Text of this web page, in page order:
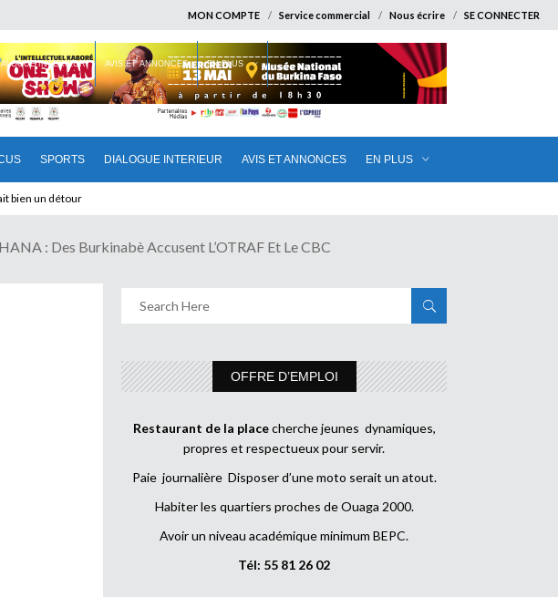
MON COMPTE Service commercial Nous écrire SE CONNECTER
SPORTS DIALOGUE INTERIEUR AVIS ET ANNONCES EN PLUS
INTERIEUR AVIS ET ANNONCES EN PLUS
partir !
: Des Burkinabè Accusent L’OTRAF Et Le CBC
OFFRE D’EMPLOI
Restaurant de la placecherche jeunes dynamiques,
propres et respectueux pour servir.
Paie journalière Disposer d’une moto serait un atout.
Habiter les quartiers proches de Ouaga 2000.
Avoir un niveau académique minimum BEPC.
Tél: 55 81 26 02